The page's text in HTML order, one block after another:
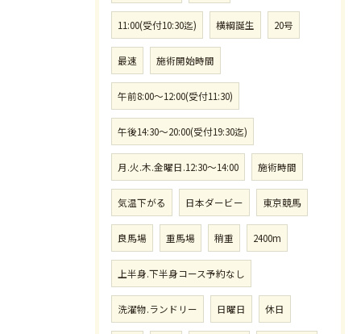
11:00(受付10:30迄) 横綱誕生 20号
最速 施術開始時間
午前8:00〜12:00(受付11:30)
午後14:30〜20:00(受付19:30迄)
月.火.木.金曜日.12:30〜14:00 施術時間
気温下がる 日本ダービー 東京競馬
良馬場 重馬場 稍重 2400m
上半身.下半身コース予約なし
洗濯物.ランドリー 日曜日 休日